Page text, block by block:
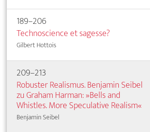
189–206
Technoscience et sagesse?
Gilbert Hottois
209–213
Robuster Realismus. Benjamin Seibel
zu Graham Harman: »Bells and
Whistles. More Speculative Realism«
Benjamin Seibel